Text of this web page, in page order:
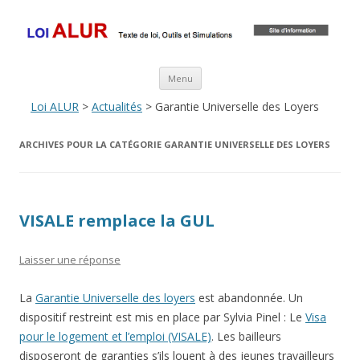
Loi ALUR
ALUR
Menu Aller au contenu principal
Loi ALUR > Actualités > Garantie Universelle des Loyers
ARCHIVES POUR LA CATÉGORIE GARANTIE UNIVERSELLE DES LOYERS
VISALE remplace la GUL
Laisser une réponse
La Garantie Universelle des loyers est abandonnée. Un
dispositif restreint est mis en place par Sylvia Pinel : Le Visa
pour le logement et l’emploi (VISALE). Les bailleurs
disposeront de garanties s’ils louent à des jeunes travailleurs